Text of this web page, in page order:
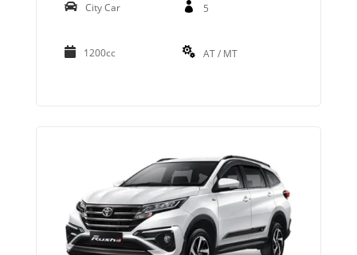
City Car 5
1200cc AT / MT